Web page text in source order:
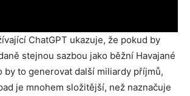
ChatGPT ukazuje, že pokud by
stejnou sazbou jako běžní Havajané
by to generovat další miliardy příjmů,
je mnohem složitější, než naznačuje